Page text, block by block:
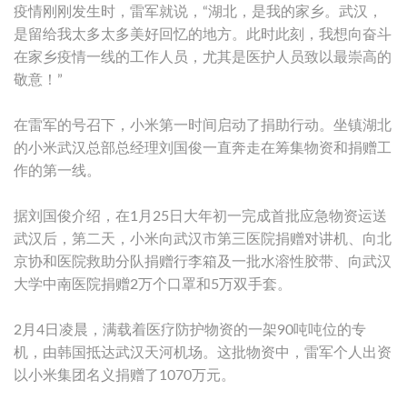
疫情刚刚发生时，雷军就说，“湖北，是我的家乡。武汉，
是留给我太多太多美好回忆的地方。此时此刻，我想向奋斗
在家乡疫情一线的工作人员，尤其是医护人员致以最崇高的
敬意！”
在雷军的号召下，小米第一时间启动了捐助行动。坐镇湖北
的小米武汉总部总经理刘国俊一直奔走在筹集物资和捐赠工
作的第一线。
据刘国俊介绍，在1月25日大年初一完成首批应急物资运送
武汉后，第二天，小米向武汉市第三医院捐赠对讲机、向北
京协和医院救助分队捐赠行李箱及一批水溶性胶带、向武汉
大学中南医院捐赠2万个口罩和5万双手套。
2月4日凌晨，满载着医疗防护物资的一架90吨吨位的专
机，由韩国抵达武汉天河机场。这批物资中，雷军个人出资
以小米集团名义捐赠了1070万元。